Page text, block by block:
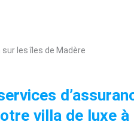
les îles de Madère
villa de luxe à